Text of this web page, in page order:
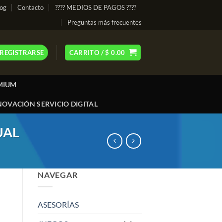
Contacto
???? MEDIOS DE PAGOS ????
Preguntas más frecuentes
CARRITO /$ 0.00
SERVICIO DIGITAL
NAVEGAR
ASESORÍAS